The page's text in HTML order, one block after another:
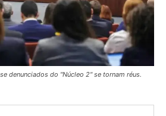
denunciados do "Núcleo 2" se tornam réus.